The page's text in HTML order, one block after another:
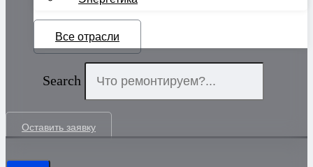
Все отрасли
Search
Оставить заявку